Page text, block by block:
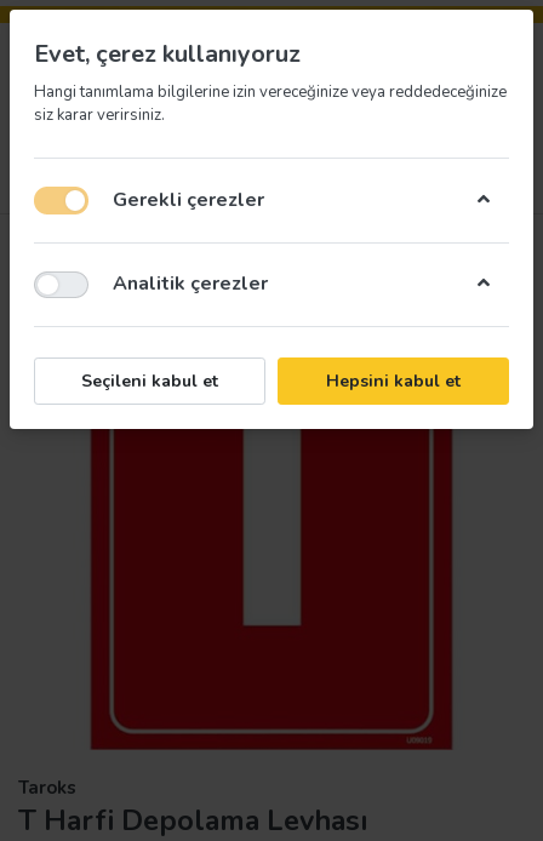
Taroks
T Harfi Depolama Levhası
Evet, çerez kullanıyoruz
Hangi tanımlama bilgilerine izin vereceğinize veya reddedeceğinize
siz karar verirsiniz.
Gerekli çerezler
Analitik çerezler
Seçileni kabul et Hepsini kabul et